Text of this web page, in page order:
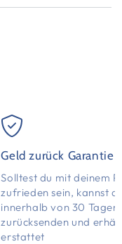
Geld zurück Garantie
Solltest du mit deinem
zufrieden sein, kannst
innerhalb von 30 Tagen
zurücksenden und
erstattet